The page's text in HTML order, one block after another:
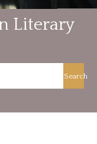
Literary
Search